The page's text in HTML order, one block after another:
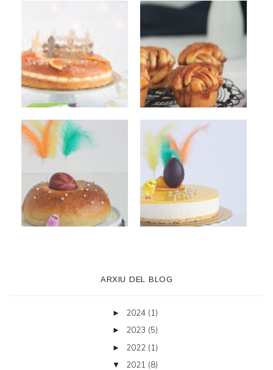
ARXIU DEL BLOG
► 2024 (1)
► 2023 (5)
► 2022 (1)
▼ 2021 (8)